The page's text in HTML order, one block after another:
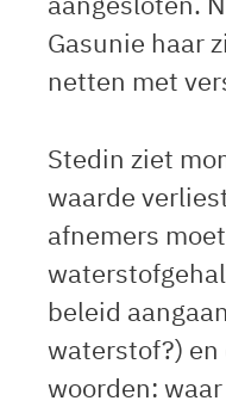
Gasunie haar
netten met
Stedin ziet
waarde
afnemers
beleid
waterstof?) en
woorden: